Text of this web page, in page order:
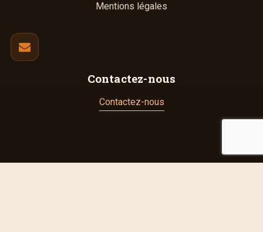
Mentions légales
Contactez-nous
Contactez-nous